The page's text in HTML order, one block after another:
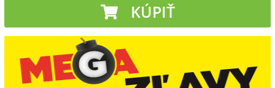
KÚPIŤ